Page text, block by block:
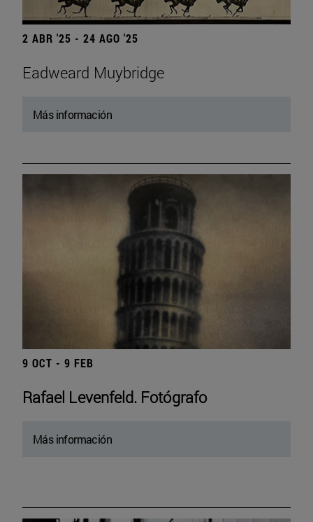
2 ABR '25 - 24 AGO '25
Eadweard Muybridge
Más información
9 OCT - 9 FEB
Rafael Levenfeld. Fotógrafo
Más información